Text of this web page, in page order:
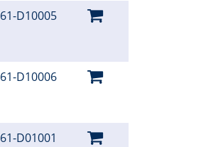
D10005
D10006
D01001